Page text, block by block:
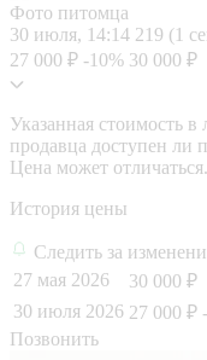
Фото питомца
30 июля, 14:14 219 (1
27 000 ₽ -10% 30 000 ₽
Указанная стоимость
продавца доступен ли
Цена может отличаться.
История цены
Следить за
27 мая 2026
30 000 ₽
30 июля 2026 27 000 ₽
Позвонить